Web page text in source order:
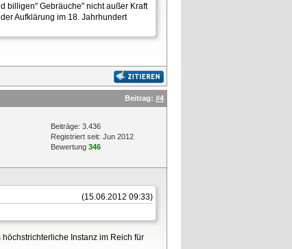
billigen" Gebräuche" nicht außer Kraft
Aufklärung im 18. Jahrhundert
Beitrag: #4
Beiträge: 3.436
Registriert seit: Jun 2012
Bewertung 346
(15.06.2012 09:33)
Instanz im Reich für